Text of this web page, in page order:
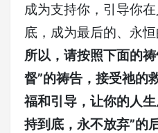
成为支持你，引导你
底，成为最后的、永恒
所以， 请按照下面的
督”的祷告，接受祂的
福和引导，让你的人
持到底，永不放弃”的